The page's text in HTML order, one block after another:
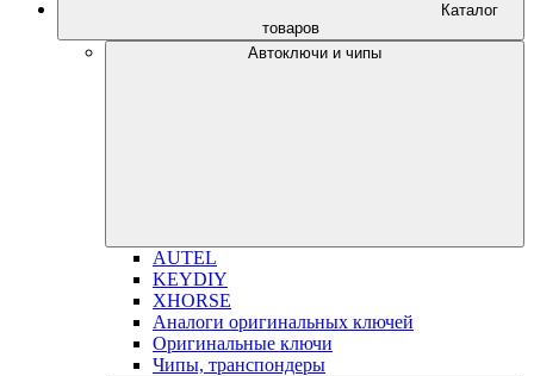
Каталог
товаров
Автоключи и чипы
AUTEL
KEYDIY
XHORSE
Аналоги оригинальных ключей
Оригинальные ключи
Чипы, транспондеры